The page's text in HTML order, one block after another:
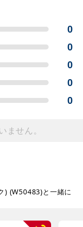
0
0
0
0
0
せん。
) (W50483)と一緒に